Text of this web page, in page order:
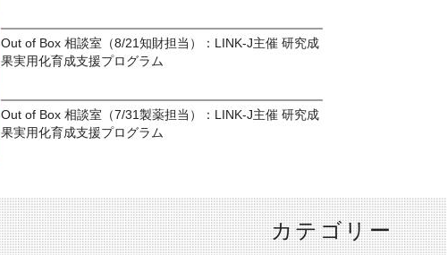
Out of Box 相談室（8/21知財担当）：LINK-J主催 研究成
果実用化育成支援プログラム
Out of Box 相談室（7/31製薬担当）：LINK-J主催 研究成
果実用化育成支援プログラム
カテゴリー